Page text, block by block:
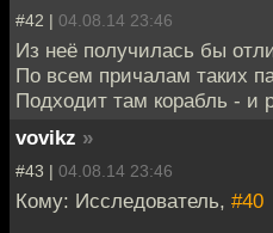
#42 | 04.08.14 23:46
Из неё получилась бы
По всем причалам таких
Подходит там корабль - и
vovikz »
#43 | 04.08.14 23:46
Кому: Исследователь, #40